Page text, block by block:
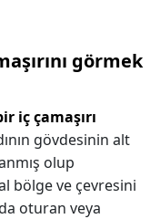
görmek
iç çamaşırı
gövdesinin alt
olup
bölge ve çevresini
oturan veya